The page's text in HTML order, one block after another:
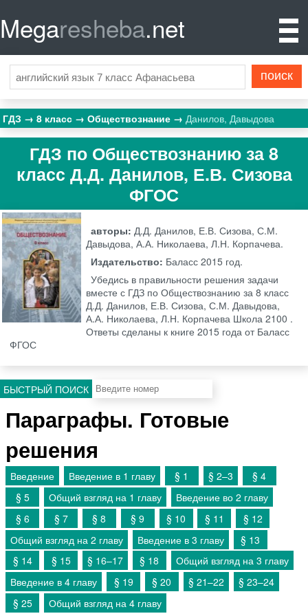
Megaresheba.net
ГДЗ 8 класс Обществознание Данилов, Давыдова
ГДЗ по Обществознанию за 8
класс Д.Д. Данилов, Е.В. Сизова
ФГОС
авторы:Д.Д. Данилов, Е.В. Сизова, С.М.
Давыдова, А.А. Николаева, Л.Н. Корпачева.
Издательство: Баласс 2015 год.
Убедись в правильности решения задачи
вместе с ГДЗ по Обществознанию за 8 класс
Д.Д. Данилов, Е.В. Сизова, С.М. Давыдова,
А.А. Николаева, Л.Н. Корпачева Школа 2100 .
Ответы сделаны к книге 2015 года от Баласс
ФГОС
БЫСТРЫЙ ПОИСК
Параграфы. Готовые
решения
Введение Введение в 1 главу § 1 § 2–3
§ 4
§ 5
Общий взгляд на 1 главу
Введение во 2 главу
§ 6
§ 7 § 8 § 9 § 10 § 11
§ 12
Общий взгляд на 2 главу
Введение в 3 главу
§ 13
§ 14
§ 15 § 16–17 § 18
Общий взгляд на 3 главу
Введение в 4 главу
§ 19 § 20 § 21–22
§ 23–24
§ 25
Общий взгляд на 4 главу